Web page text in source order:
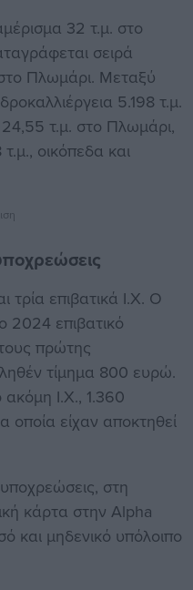
32 τ.μ. στο
σειρά
Πλωμάρι. Μεταξύ
5.198 τ.μ.
24,55 τ.μ. στο Πλωμάρι,
οικόπεδα και
τρία επιβατικά Ι.Χ. Ο
2024 επιβατικό
πρώτης
τίμημα 800 ευρώ.
Ι.Χ., 1.360
οποία είχαν αποκτηθεί
στη
κάρτα στην Alpha
και μηδενικό υπόλοιπο